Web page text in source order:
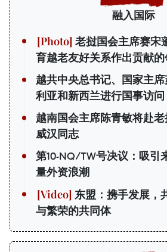
融入国际
老挝国会主席赛宋
育越老友好关系作出贡献的
越共中央总书记、国家主
利亚和新西兰进行国事访问
越南国会主席陈青敏将赴老
威汉同志
第10-NQ/TW号决议：吸引
量外资浪潮
东盟：携手发展，
与繁荣的共同体